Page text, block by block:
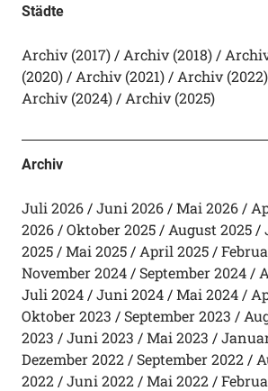
Städte
Archiv (2017) Archiv (2018)
(2020)
Archiv (2021) Archiv (2022)
Archiv (2024)
Archiv (2025)
Archiv
Juli 2026 Juni 2026 Mai 2026
2026
Oktober 2025 August 2025
2025
Mai 2025 April 2025
November 2024
September 2024
Juli 2024
Juni 2024 Mai 2024
Oktober 2023
September 2023
2023
Juni 2023 Mai 2023
Dezember 2022
September 2022
2022
Juni 2022 Mai 2022